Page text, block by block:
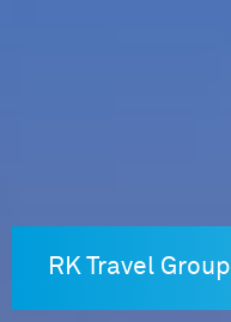
RK Travel Group